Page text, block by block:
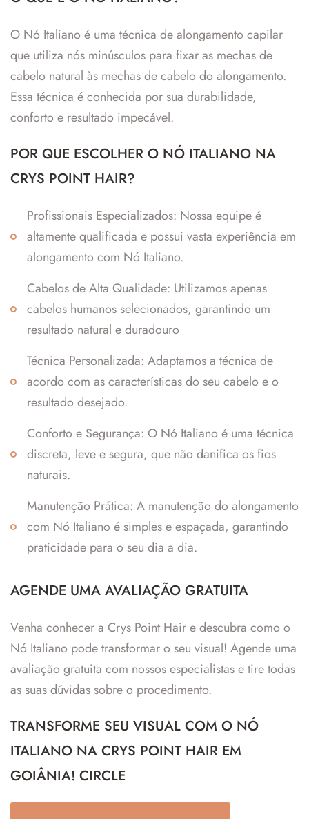
O Nó Italiano é uma técnica de alongamento capilar
que utiliza nós minúsculos para fixar as mechas de
cabelo natural às mechas de cabelo do alongamento.
Essa técnica é conhecida por sua durabilidade,
conforto e resultado impecável.
POR QUE ESCOLHER O NÓ ITALIANO NA
CRYS POINT HAIR?
Profissionais Especializados: Nossa equipe é
altamente qualificada e possui vasta experiência em
alongamento com Nó Italiano.
Cabelos de Alta Qualidade: Utilizamos apenas
cabelos humanos selecionados, garantindo um
resultado natural e duradouro
Técnica Personalizada: Adaptamos a técnica de
acordo com as características do seu cabelo e o
resultado desejado.
Conforto e Segurança: O Nó Italiano é uma técnica
discreta, leve e segura, que não danifica os fios
naturais.
Manutenção Prática: A manutenção do alongamento
com Nó Italiano é simples e espaçada, garantindo
praticidade para o seu dia a dia.
AGENDE UMA AVALIAÇÃO GRATUITA
Venha conhecer a Crys Point Hair e descubra como o
Nó Italiano pode transformar o seu visual! Agende uma
avaliação gratuita com nossos especialistas e tire todas
as suas dúvidas sobre o procedimento.
TRANSFORME SEU VISUAL COM O NÓ
ITALIANO NA CRYS POINT HAIR EM
GOIÂNIA! CIRCLE